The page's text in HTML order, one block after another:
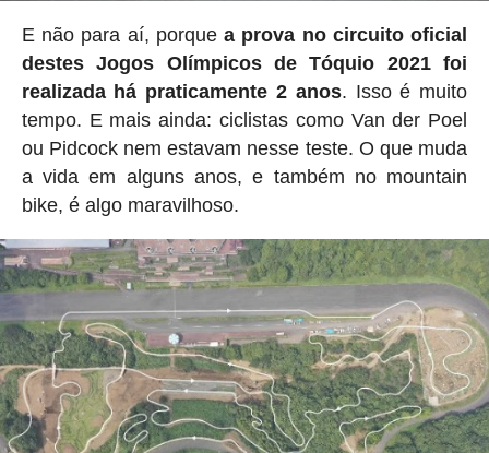
E não para aí, porquea prova no circuito oficial
destes Jogos Olímpicos de Tóquio 2021 foi
realizada há praticamente 2 anos. Isso é muito
tempo. E mais ainda: ciclistas como Van der Poel
ou Pidcock nem estavam nesse teste. O que muda
a vida em alguns anos, e também no mountain
bike, é algo maravilhoso.